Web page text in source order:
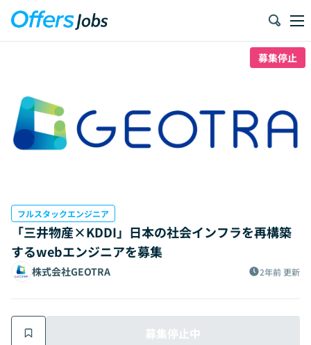
募集停止
フルスタックエンジニア
「三井物産×KDDI」日本の社会インフラを再構築
するwebエンジニアを募集
株式会社GEOTRA 2年前 更新
募集停止中